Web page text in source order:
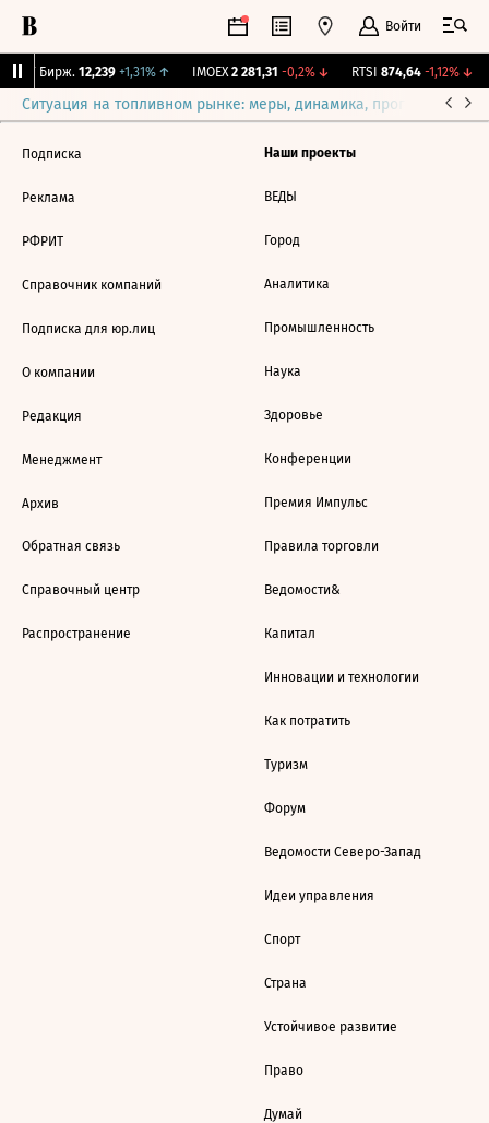
Войти
CNY Бирж. 12,239 +1,31%↑ IMOEX 2 281,31 -0,2%↓ RTSI 874,64 -1,12%↓
Ситуация на топливном рынке: меры, динамика, прогнозы
Подписка
Реклама
РФРИТ
Справочник компаний
Подписка для юр.лиц
О компании
Редакция
Менеджмент
Архив
Обратная связь
Справочный центр
Распространение
Наши проекты
ВЕДЫ
Город
Аналитика
Промышленность
Наука
Здоровье
Конференции
Премия Импульс
Правила торговли
Ведомости&
Капитал
Инновации и технологии
Как потратить
Туризм
Форум
Ведомости Северо-Запад
Идеи управления
Спорт
Страна
Устойчивое развитие
Право
Думай